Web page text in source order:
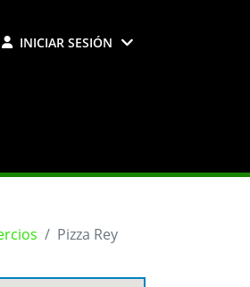
INICIAR SESIÓN
Pizza Rey